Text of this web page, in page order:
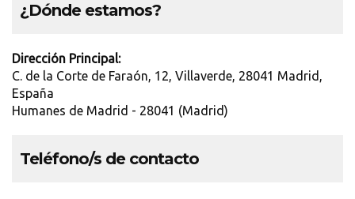
¿Dónde estamos?
Dirección Principal:
C. de la Corte de Faraón, 12, Villaverde, 28041 Madrid,
España
Humanes de Madrid - 28041 (Madrid)
Teléfono/s de contacto